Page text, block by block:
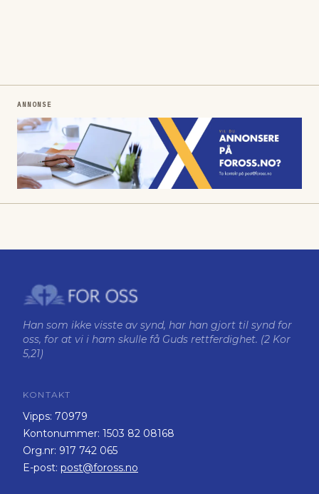
ANNONSE
Han som ikke visste av synd, har han gjort til synd for
oss, for at vi i ham skulle få Guds rettferdighet. (2 Kor
5,21)
KONTAKT
Vipps: 70979
Kontonummer: 1503 82 08168
Org.nr: 917 742 065
E-post: post@foross.no